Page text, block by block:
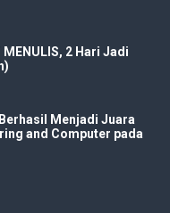
MENULIS, 2 Hari Jadi
Menjadi Juara
and Computer pada